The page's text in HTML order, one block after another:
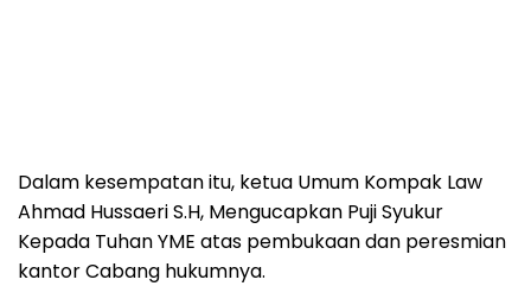
Dalam kesempatan itu, ketua Umum Kompak Law
Ahmad Hussaeri S.H, Mengucapkan Puji Syukur
Kepada Tuhan YME atas pembukaan dan peresmian
kantor Cabang hukumnya.